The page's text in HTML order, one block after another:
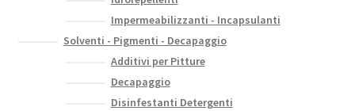
Impermeabilizzanti - Incapsulanti
Solventi - Pigmenti - Decapaggio
Additivi per Pitture
Decapaggio
Disinfestanti Detergenti